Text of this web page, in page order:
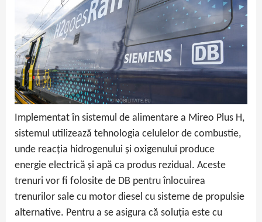
Implementat în sistemul de alimentare a Mireo Plus H,
sistemul utilizează tehnologia celulelor de combustie,
unde reacția hidrogenului și oxigenului produce
energie electrică și apă ca produs rezidual. Aceste
trenuri vor fi folosite de DB pentru înlocuirea
trenurilor sale cu motor diesel cu sisteme de propulsie
alternative. Pentru a se asigura că soluția este cu